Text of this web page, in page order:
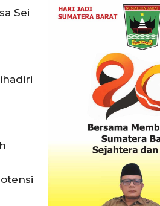
Sei